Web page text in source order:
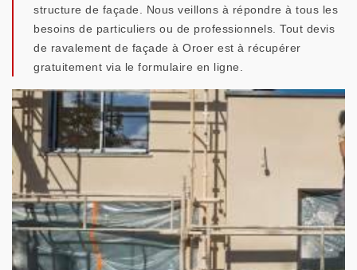
structure de façade. Nous veillons à répondre à tous les
besoins de particuliers ou de professionnels. Tout devis
de ravalement de façade à Oroer est à récupérer
gratuitement via le formulaire en ligne.